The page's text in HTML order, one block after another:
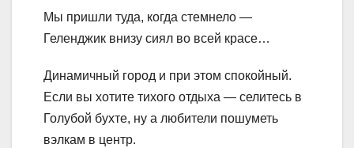
Мы пришли туда, когда стемнело —
Геленджик внизу сиял во всей красе…
Динамичный город и при этом спокойный.
Если вы хотите тихого отдыха — селитесь в
Голубой бухте, ну а любители пошуметь
вэлкам в центр.